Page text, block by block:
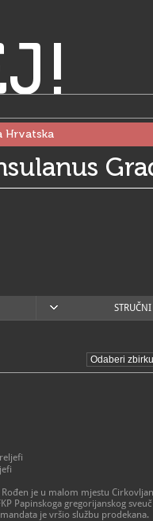
Hrvatska
je u malom mjestu
Papinskoga gregorijanskog
je vršio službu prodekana.